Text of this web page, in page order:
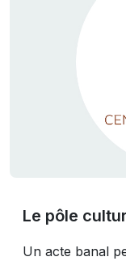
Le pôle
Un acte banal